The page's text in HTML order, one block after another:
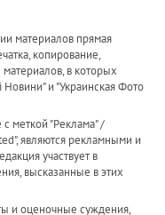
материалов прямая
копирование,
в которых
Новини" и "Украинская Фото
меткой "Реклама" /
являются рекламными и
участвует в
высказанные в этих
и оценочные суждения,